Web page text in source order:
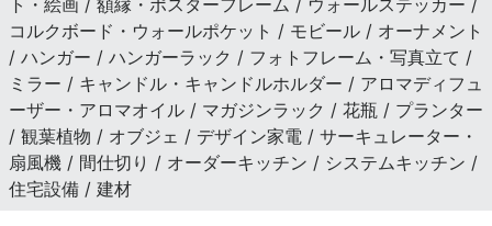
ト・絵画 / 額縁・ポスターフレーム / ウォールステッカー /
コルクボード・ウォールポケット / モビール / オーナメント
/ ハンガー / ハンガーラック / フォトフレーム・写真立て /
ミラー / キャンドル・キャンドルホルダー / アロマディフュ
ーザー・アロマオイル / マガジンラック / 花瓶 / プランター
/ 観葉植物 / オブジェ / デザイン家電 / サーキュレーター・
扇風機 / 間仕切り / オーダーキッチン / システムキッチン /
住宅設備 / 建材